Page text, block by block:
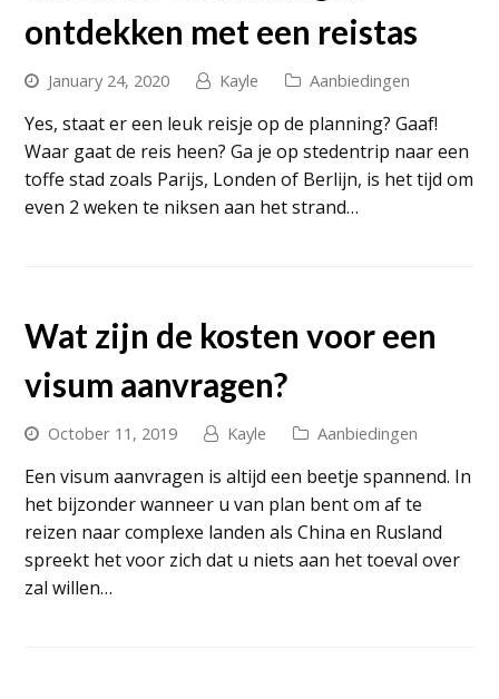
ontdekken met een reistas
January 24, 2020 Kayle Aanbiedingen
Yes, staat er een leuk reisje op de planning? Gaaf!
Waar gaat de reis heen? Ga je op stedentrip naar een
toffe stad zoals Parijs, Londen of Berlijn, is het tijd om
even 2 weken te niksen aan het strand…
Wat zijn de kosten voor een
visum aanvragen?
October 11, 2019 Kayle Aanbiedingen
Een visum aanvragen is altijd een beetje spannend. In
het bijzonder wanneer u van plan bent om af te
reizen naar complexe landen als China en Rusland
spreekt het voor zich dat u niets aan het toeval over
zal willen…